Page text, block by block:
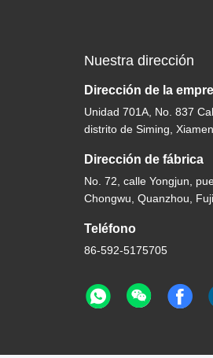
Nuestra dirección
Dirección de la
Unidad 701A, No. 837
distrito de Siming,
Dirección de fábrica
No. 72, calle Yongjun,
Chongwu, Quanzhou,
Teléfono
86-592-5175705